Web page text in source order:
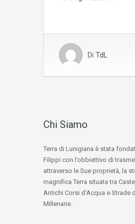
Di TdL
Chi Siamo
Terra di Lunigiana è stata
Filippi con l’obbiettivo di
attraverso le Sue proprietà, la
magnifica Terra situata tra
Antichi Corsi d’Acqua e Strade
Millenarie.